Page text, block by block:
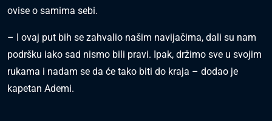
ovise o samima sebi.
– I ovaj put bih se zahvalio našim navijačima, dali su nam
podršku iako sad nismo bili pravi. Ipak, držimo sve u svojim
rukama i nadam se da će tako biti do kraja – dodao je
kapetan Ademi.